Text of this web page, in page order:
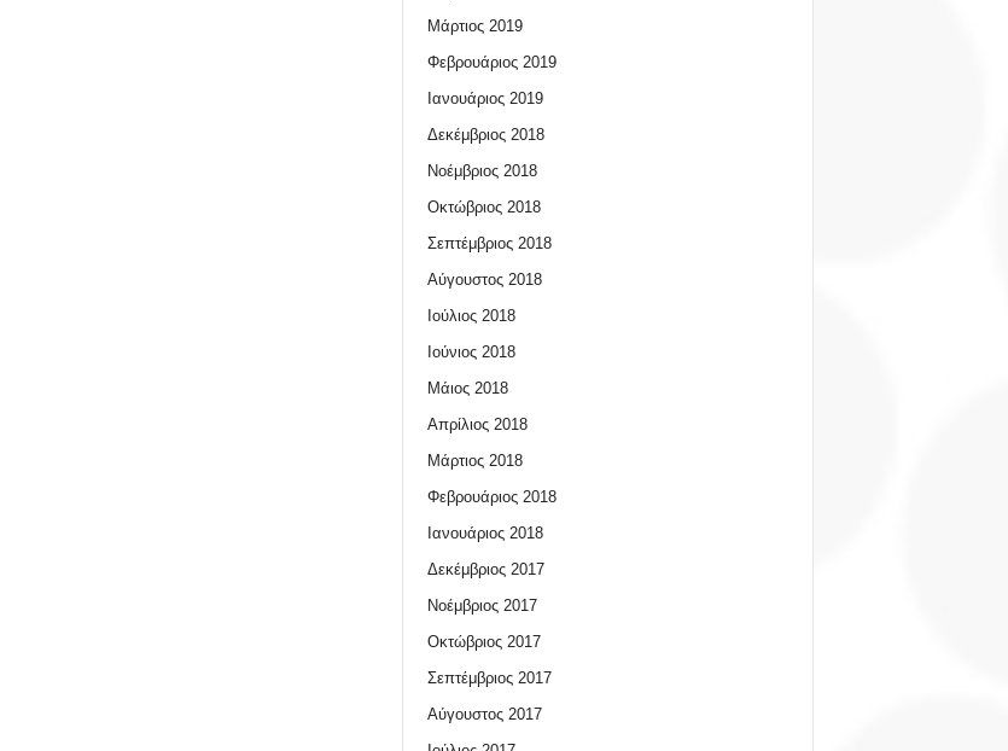
Μάρτιος 2019
Φεβρουάριος 2019
Ιανουάριος 2019
Δεκέμβριος 2018
Νοέμβριος 2018
Οκτώβριος 2018
Σεπτέμβριος 2018
Αύγουστος 2018
Ιούλιος 2018
Ιούνιος 2018
Μάιος 2018
Απρίλιος 2018
Μάρτιος 2018
Φεβρουάριος 2018
Ιανουάριος 2018
Δεκέμβριος 2017
Νοέμβριος 2017
Οκτώβριος 2017
Σεπτέμβριος 2017
Αύγουστος 2017